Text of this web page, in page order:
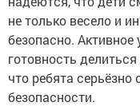
не только весело и
безопасно. Активное
готовность
что ребята
безопасности.